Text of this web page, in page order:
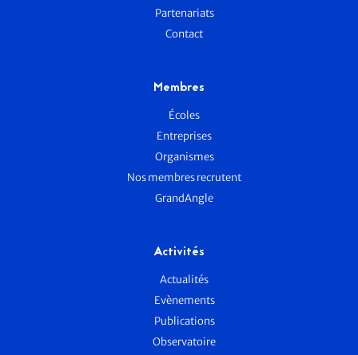
Partenariats
Contact
Membres
Écoles
Entreprises
Organismes
Nos membres recrutent
GrandAngle
Activités
Actualités
Evènements
Publications
Observatoire